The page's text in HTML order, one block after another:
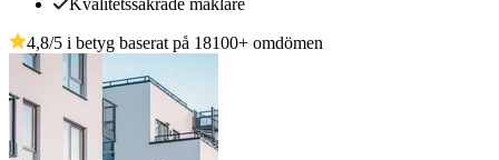
4,8/5 i betyg baserat på 18100+ omdömen